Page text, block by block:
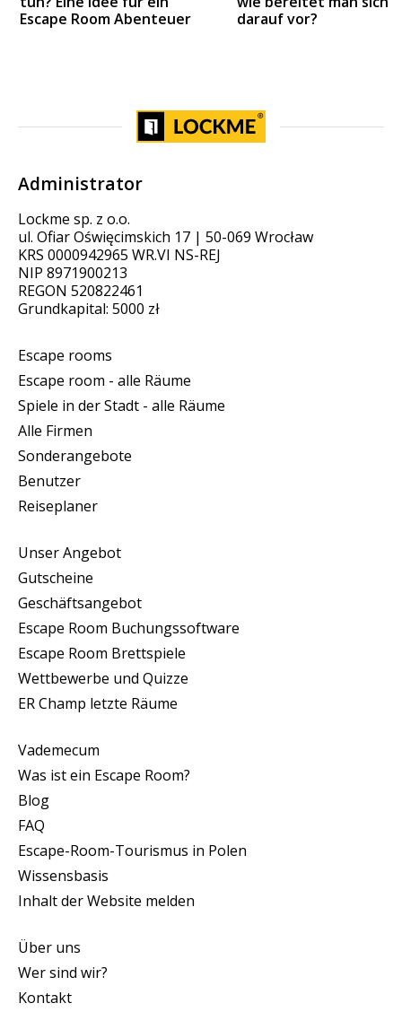
Escape Room Abenteuer
darauf vor?
Administrator
Lockme sp. z o.o.
ul. Ofiar Oświęcimskich 17 | 50-069 Wrocław
KRS 0000942965 WR.VI NS-REJ
NIP 8971900213
REGON 520822461
Grundkapital: 5000 zł
Escape rooms
Escape room - alle Räume
Spiele in der Stadt - alle Räume
Alle Firmen
Sonderangebote
Benutzer
Reiseplaner
Unser Angebot
Gutscheine
Geschäftsangebot
Escape Room Buchungssoftware
Escape Room Brettspiele
Wettbewerbe und Quizze
ER Champ letzte Räume
Vademecum
Was ist ein Escape Room?
Blog
FAQ
Escape-Room-Tourismus in Polen
Wissensbasis
Inhalt der Website melden
Über uns
Wer sind wir?
Kontakt